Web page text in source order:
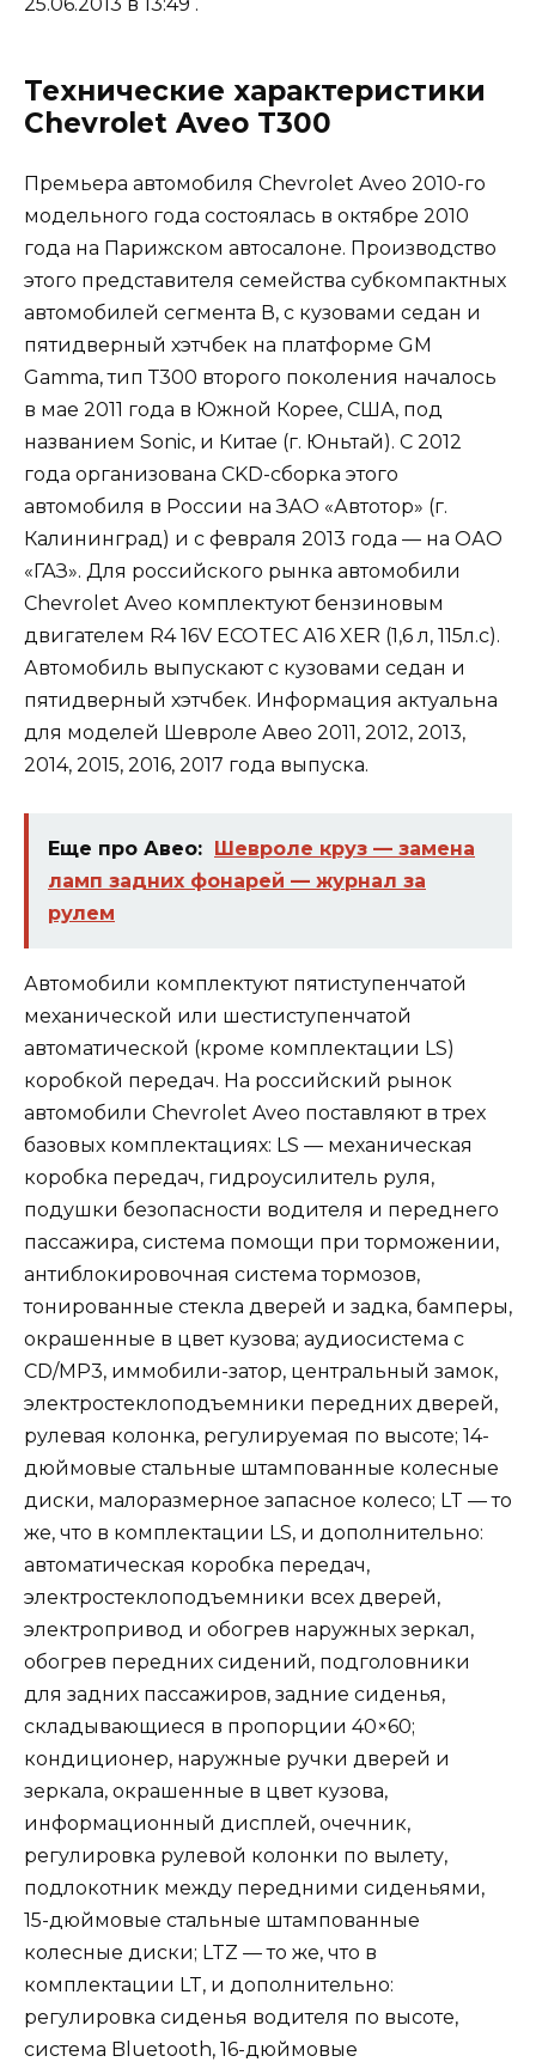
Технические характеристики
Chevrolet Aveo T300
Премьера автомобиля Chevrolet Aveo 2010-го
модельного года состоялась в октябре 2010
года на Парижском автосалоне. Производство
этого представителя семейства субкомпактных
автомобилей сегмента В, с кузовами седан и
пятидверный хэтчбек на платформе GM
Gamma, тип Т300 второго поколения началось
в мае 2011 года в Южной Корее, США, под
названием Sonic, и Китае (г. Юньтай). С 2012
года организована CKD-сборка этого
автомобиля в России на ЗАО «Автотор» (г.
Калининград) и с февраля 2013 года — на ОАО
«ГАЗ». Для российского рынка автомобили
Chevrolet Aveo комплектуют бензиновым
двигателем R4 16V ECOTEC А16 XER (1,6 л, 115л.с).
Автомобиль выпускают с кузовами седан и
пятидверный хэтчбек. Информация актуальна
для моделей Шевроле Авео 2011, 2012, 2013,
2014, 2015, 2016, 2017 года выпуска.
Еще про Авео: Шевроле круз — замена
ламп задних фонарей — журнал за
рулем
Автомобили комплектуют пятиступенчатой
механической или шестиступенчатой
автоматической (кроме комплектации LS)
коробкой передач. На российский рынок
автомобили Chevrolet Aveo поставляют в трех
базовых комплектациях: LS — механическая
коробка передач, гидроусилитель руля,
подушки безопасности водителя и переднего
пассажира, система помощи при торможении,
антиблокировочная система тормозов,
тонированные стекла дверей и задка, бамперы,
окрашенные в цвет кузова; аудиосистема с
CD/MP3, иммобили-затор, центральный замок,
электростеклоподъемники передних дверей,
рулевая колонка, регулируемая по высоте; 14-
дюймовые стальные штампованные колесные
диски, малоразмерное запасное колесо; LT — то
же, что в комплектации LS, и дополнительно:
автоматическая коробка передач,
электростеклоподъемники всех дверей,
электропривод и обогрев наружных зеркал,
обогрев передних сидений, подголовники
для задних пассажиров, задние сиденья,
складывающиеся в пропорции 40×60;
кондиционер, наружные ручки дверей и
зеркала, окрашенные в цвет кузова,
информационный дисплей, очечник,
регулировка рулевой колонки по вылету,
подлокотник между передними сиденьями,
15-дюймовые стальные штампованные
колесные диски; LTZ — то же, что в
комплектации LT, и дополнительно:
регулировка сиденья водителя по высоте,
система Bluetooth, 16-дюймовые